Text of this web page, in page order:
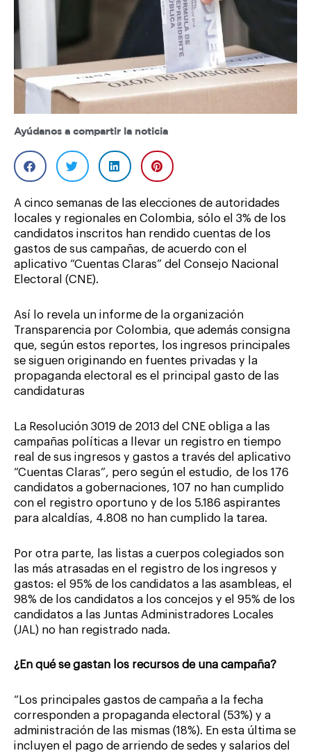
Ayúdanos a compartir la noticia
A cinco semanas de las elecciones de autoridades
locales y regionales en Colombia, sólo el 3% de los
candidatos inscritos han rendido cuentas de los
gastos de sus campañas, de acuerdo con el
aplicativo “Cuentas Claras” del Consejo Nacional
Electoral (CNE).
Así lo revela un informe de la organización
Transparencia por Colombia, que además consigna
que, según estos reportes, los ingresos principales
se siguen originando en fuentes privadas y la
propaganda electoral es el principal gasto de las
candidaturas
La Resolución 3019 de 2013 del CNE obliga a las
campañas políticas a llevar un registro en tiempo
real de sus ingresos y gastos a través del aplicativo
“Cuentas Claras”, pero según el estudio, de los 176
candidatos a gobernaciones, 107 no han cumplido
con el registro oportuno y de los 5.186 aspirantes
para alcaldías, 4.808 no han cumplido la tarea.
Por otra parte, las listas a cuerpos colegiados son
las más atrasadas en el registro de los ingresos y
gastos: el 95% de los candidatos a las asambleas, el
98% de los candidatos a los concejos y el 95% de los
candidatos a las Juntas Administradores Locales
(JAL) no han registrado nada.
¿En qué se gastan los recursos de una campaña?
“Los principales gastos de campaña a la fecha
corresponden a propaganda electoral (53%) y a
administración de las mismas (18%). En esta última se
incluyen el pago de arriendo de sedes y salarios del